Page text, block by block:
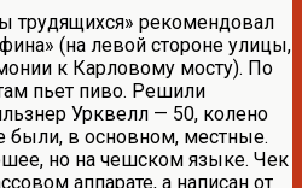
трудящихся» рекомендовал
(на левой стороне улицы,
к Карловому мосту). По
пьет пиво. Решили
Урквелл — 50, колено
были, в основном, местные.
но на чешском языке. Чек
аппарате, а написан от